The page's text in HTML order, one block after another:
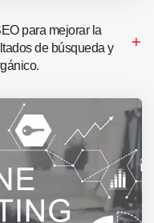
para mejorar la
de búsqueda y